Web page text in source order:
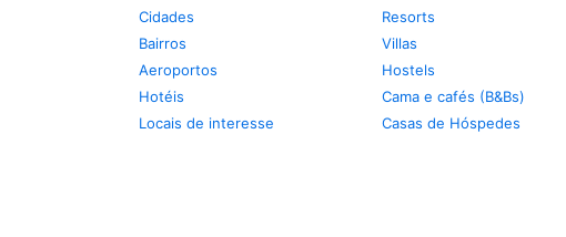
Cidades
Bairros
Aeroportos
Hotéis
Locais de interesse
Resorts
Villas
Hostels
Cama e cafés (B&Bs)
Casas de Hóspedes